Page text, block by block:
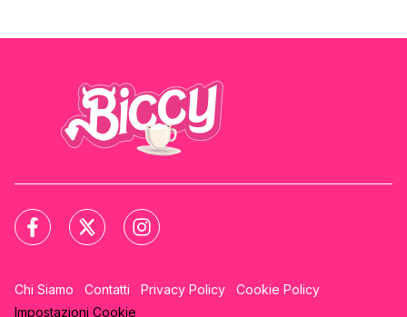
Chi Siamo Contatti Privacy Policy
Cookie Policy
Impostazioni Cookie